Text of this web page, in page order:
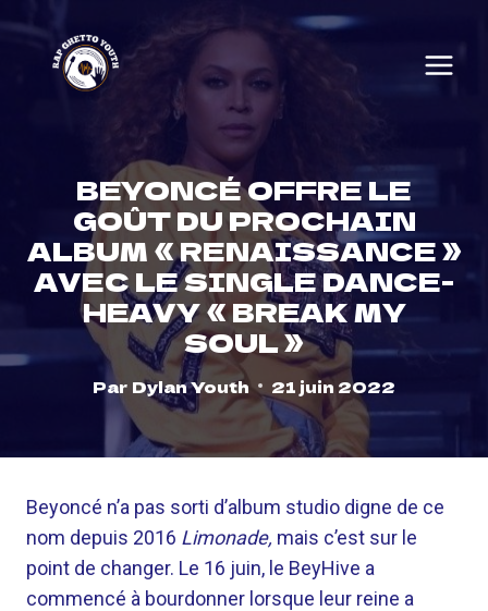
content
BEYONCÉ OFFRE LE
GOÛT DU PROCHAIN
ALBUM « RENAISSANCE »
AVEC LE SINGLE DANCE-
HEAVY « BREAK MY
SOUL »
Par Dylan Youth 21 juin 2022
Beyoncé n’a pas sorti d’album studio digne de ce
nom depuis 2016 Limonade, mais c’est sur le
point de changer. Le 16 juin, le BeyHive a
commencé à bourdonner lorsque leur reine a